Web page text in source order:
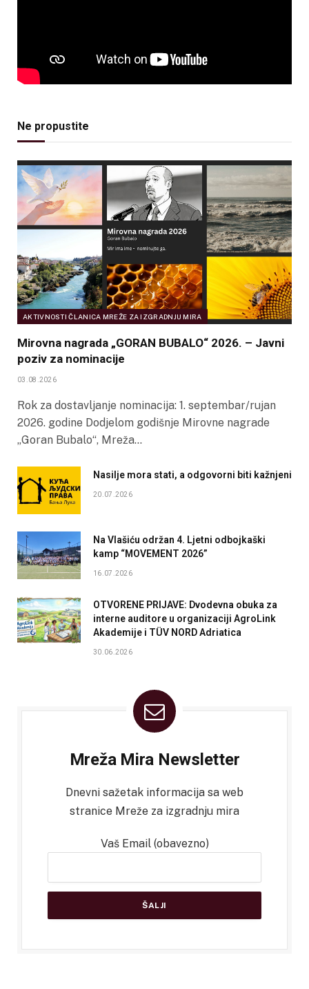
Ne propustite
AKTIVNOSTI ČLANICA MREŽE ZA IZGRADNJU MIRA
Mirovna nagrada „GORAN BUBALO“ 2026. – Javni
poziv za nominacije
03.08.2026
Rok za dostavljanje nominacija: 1. septembar/rujan
2026. godine Dodjelom godišnje Mirovne nagrade
„Goran Bubalo“, Mreža…
Nasilje mora stati, a odgovorni biti kažnjeni
20.07.2026
Na Vlašiću održan 4. Ljetni odbojkaški
kamp “MOVEMENT 2026”
16.07.2026
OTVORENE PRIJAVE: Dvodevna obuka za
interne auditore u organizaciji AgroLink
Akademije i TÜV NORD Adriatica
30.06.2026
Mreža Mira Newsletter
Dnevni sažetak informacija sa web
stranice Mreže za izgradnju mira
Vaš Email (obavezno)